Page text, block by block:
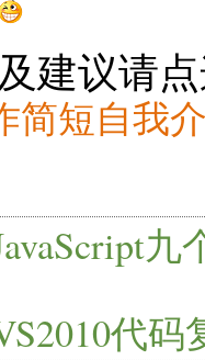
建议请
简短自我
九
代